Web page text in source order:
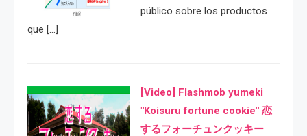
público sobre los productos
que […]
[Video] Flashmob yumeki
"Koisuru fortune cookie" 恋
するフォーチュンクッキー